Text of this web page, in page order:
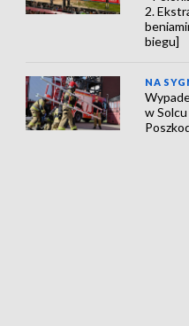
2.
biegu]
NA
w